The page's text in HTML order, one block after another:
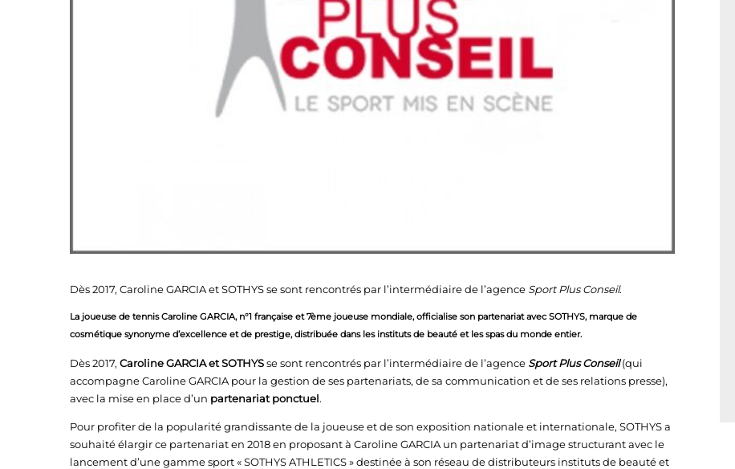
Dès 2017, Caroline GARCIA et SOTHYS se sont rencontrés par l’intermédiaire de l’agence Sport Plus Conseil.
La joueuse de tennis Caroline GARCIA, n°1 française et 7ème joueuse mondiale, officialise son partenariat avec SOTHYS, marque de
cosmétique synonyme d’excellence et de prestige, distribuée dans les instituts de beauté et les spas du monde entier.
Dès 2017, Caroline GARCIA et SOTHYSse sont rencontrés par l’intermédiaire de l’agence Sport Plus Conseil (qui
accompagne Caroline GARCIA pour la gestion de ses partenariats, de sa communication et de ses relations presse),
avec la mise en place d’un partenariat ponctuel.
Pour profiter de la popularité grandissante de la joueuse et de son exposition nationale et internationale, SOTHYS a
souhaité élargir ce partenariat en 2018 en proposant à Caroline GARCIA un partenariat d’image structurant avec le
lancement d’une gamme sport « SOTHYS ATHLETICS » destinée à son réseau de distributeurs instituts de beauté et